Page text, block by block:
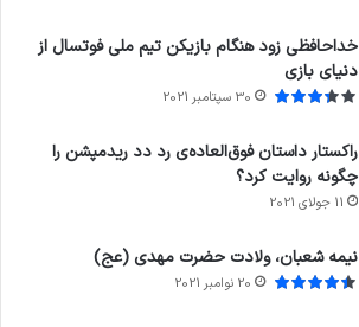
خداحافظی زود هنگام بازیکن تیم ملی فوتسال از
دنیای بازی
30 سپتامبر 2021
راکستار داستان فوق‌العاده‌ی رد دد ریدمپشن را
چگونه روایت کرد؟
11 جولای 2021
نیمه شعبان، ولادت حضرت مهدی (عج)
20 نوامبر 2021